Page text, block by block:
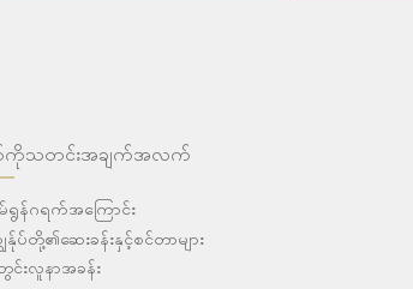
သတင်းအချက်အလက်
န်ဂရက်အကြောင်း
န်ုပ်တို့၏ဆေးခန်းနှင့်စင်တာများ
းလူနာအခန်း